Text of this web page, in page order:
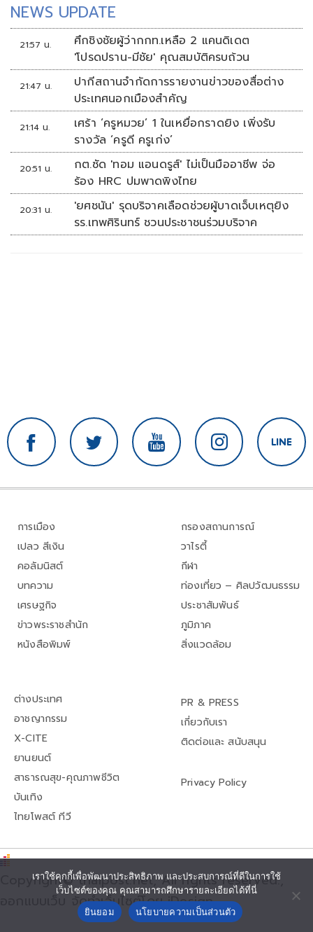
NEWS UPDATE
21:57 น.
ศึกชิงชัยผู้ว่ากกท.เหลือ 2 แคนดิเดต
'โปรดปราน-มีชัย' คุณสมบัติครบถ้วน
21:47 น.
ปากีสถานจำกัดการรายงานข่าวของสื่อต่าง
ประเทศนอกเมืองสำคัญ
21:14 น.
เศร้า ‘ครูหมวย’ 1 ในเหยื่อกราดยิง เพิ่งรับ
รางวัล ‘ครูดี ครูเก่ง’
20:51 น.
กต.ซัด 'ทอม แอนดรูส์' ไม่เป็นมืออาชีพ จ่อ
ร้อง HRC ปมพาดพิงไทย
20:31 น.
'ยศชนัน' รุดบริจาคเลือดช่วยผู้บาดเจ็บเหตุยิง
รร.เทพศิรินทร์ ชวนประชาชนร่วมบริจาค
การเมือง
เปลว สีเงิน
คอลัมนิสต์
บทความ
เศรษฐกิจ
ข่าวพระราชสำนัก
หนังสือพิมพ์
กรองสถานการณ์
วาไรตี้
กีฬา
ท่องเที่ยว – ศิลปวัฒนธรรม
ประชาสัมพันธ์
ภูมิภาค
สิ่งแวดล้อม
ต่างประเทศ
อาชญากรรม
X-CITE
ยานยนต์
สาธารณสุข-คุณภาพชีวิต
บันเทิง
ไทยโพสต์ ทีวี
PR & PRESS
เกี่ยวกับเรา
ติดต่อและ สนับสนุน
Privacy Policy
Copyright© thaipost.net, All rights reserved.,
ออกแบบเว็บ จัดทำเว็บไซต์โดย iDesign
เราใช้คุกกี้เพื่อพัฒนาประสิทธิภาพ และประสบการณ์ที่ดีในการใช้
เว็บไซต์ของคุณ คุณสามารถศึกษารายละเอียดได้ที่นี่
ยินยอม
นโยบายความเป็นส่วนตัว